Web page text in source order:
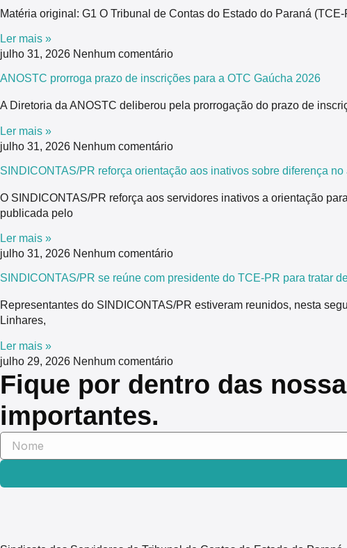
Matéria original: G1 O Tribunal de Contas do Estado do Paraná
Ler mais »
julho 31, 2026 Nenhum comentário
ANOSTC prorroga prazo de inscrições para a OTC Gaúcha 2026
A Diretoria da ANOSTC deliberou pela prorrogação do prazo de
Ler mais »
julho 31, 2026 Nenhum comentário
SINDICONTAS/PR reforça orientação aos inativos sobre diferença
O SINDICONTAS/PR reforça aos servidores inativos a orientação
publicada pelo
Ler mais »
julho 31, 2026 Nenhum comentário
SINDICONTAS/PR se reúne com presidente do TCE-PR para tratar
Representantes do SINDICONTAS/PR estiveram reunidos, nesta
Linhares,
Ler mais »
julho 29, 2026 Nenhum comentário
Fique por dentro das
importantes.